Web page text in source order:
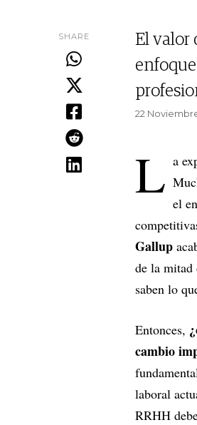
SHARE
El valor
22
L a
el
Gallup
de la mitad
saben lo
Entonces,
cambio
laboral
RRHH